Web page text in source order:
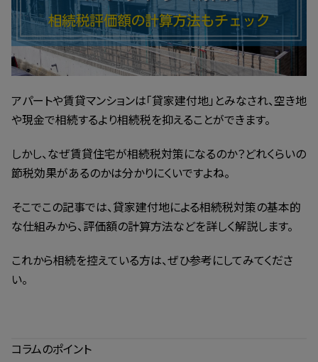
アパートや賃貸マンションは「貸家建付地」とみなされ、空き地
や現金で相続するより相続税を抑えることができます。
しかし、なぜ賃貸住宅が相続税対策になるのか？どれくらいの
節税効果があるのかは分かりにくいですよね。
そこでこの記事では、貸家建付地による相続税対策の基本的
な仕組みから、評価額の計算方法などを詳しく解説します。
これから相続を控えている方は、ぜひ参考にしてみてくださ
い。
コラムのポイント